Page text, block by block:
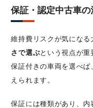
保証・認定中古車の
維持費リスクが気になる
さで選ぶという視点が
保証付きの車両を選べ
えられます。
保証には種類があり、内